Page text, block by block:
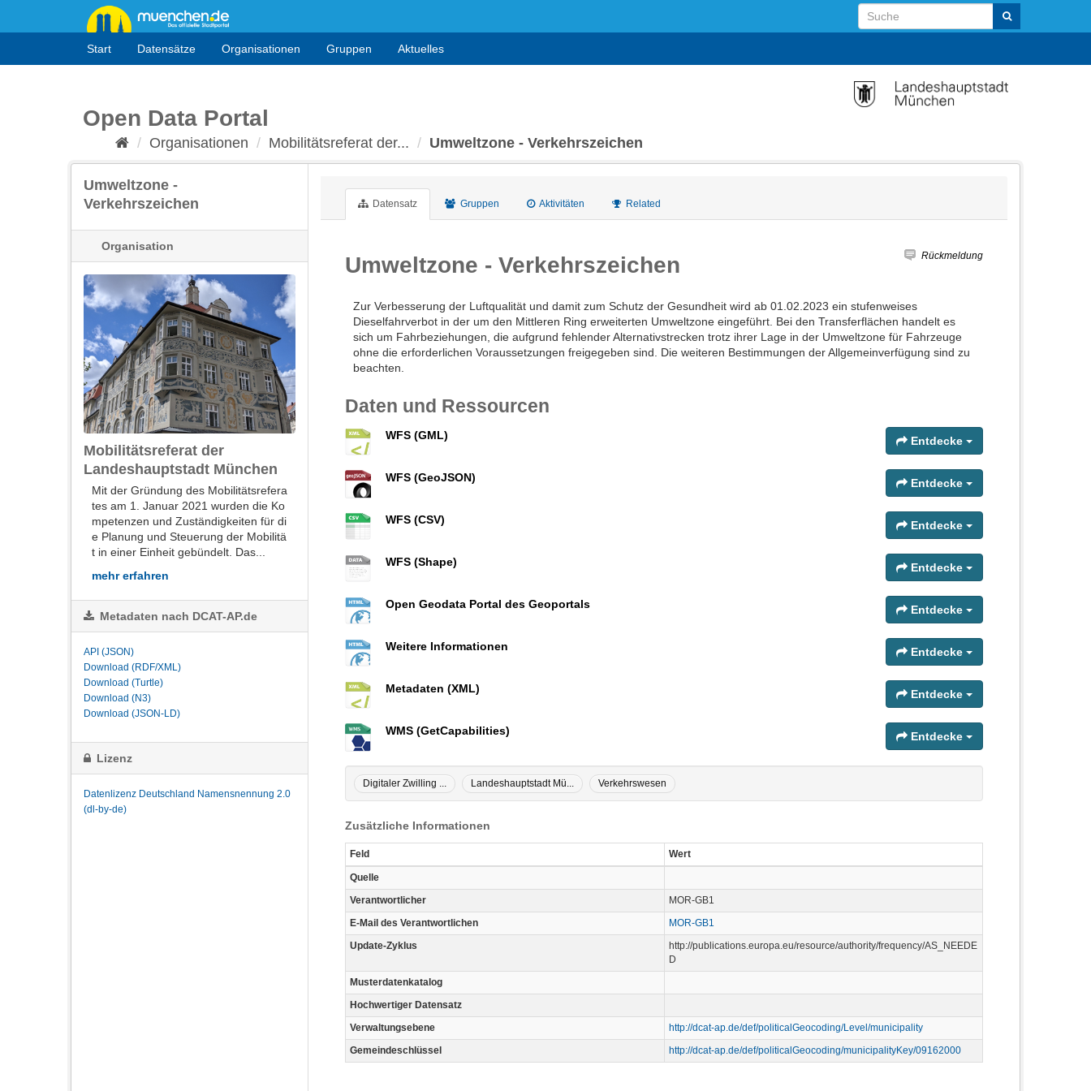
Start Datensätze Organisationen Gruppen Aktuelles
Open Data Portal
Organisationen Mobilitätsreferat der... Umweltzone - Verkehrszeichen
Umweltzone -
Verkehrszeichen
Organisation
Mobilitätsreferat der
Landeshauptstadt München
Mit der Gründung des Mobilitätsrefera
tes am 1. Januar 2021 wurden die Ko
mpetenzen und Zuständigkeiten für di
e Planung und Steuerung der Mobilitä
t in einer Einheit gebündelt. Das...
mehr erfahren
Metadaten nach DCAT-AP.de
API (JSON)
Download (RDF/XML)
Download (Turtle)
Download (N3)
Download (JSON-LD)
Lizenz
Datenlizenz Deutschland Namensnennung 2.0
(dl-by-de)
Datensatz Gruppen Aktivitäten Related
Rückmeldung
Umweltzone - Verkehrszeichen
Zur Verbesserung der Luftqualität und damit zum Schutz der Gesundheit wird ab 01.02.2023 ein stufenweises
Dieselfahrverbot in der um den Mittleren Ring erweiterten Umweltzone eingeführt. Bei den Transferflächen handelt es
sich um Fahrbeziehungen, die aufgrund fehlender Alternativstrecken trotz ihrer Lage in der Umweltzone für Fahrzeuge
ohne die erforderlichen Voraussetzungen freigegeben sind. Die weiteren Bestimmungen der Allgemeinverfügung sind zu
beachten.
Daten und Ressourcen
WFS (GML) Entdecke
WFS (GeoJSON) Entdecke
WFS (CSV) Entdecke
WFS (Shape) Entdecke
Open Geodata Portal des Geoportals Entdecke
Weitere Informationen Entdecke
Metadaten (XML) Entdecke
WMS (GetCapabilities) Entdecke
Digitaler Zwilling ... Landeshauptstadt Mü... Verkehrswesen
Zusätzliche Informationen
Feld Wert
Quelle
Verantwortlicher
MOR-GB1
E-Mail des Verantwortlichen
MOR-GB1
Update-Zyklus
http://publications.europa.eu/resource/authority/frequency/AS_NEEDE
D
Musterdatenkatalog
Hochwertiger Datensatz
Verwaltungsebene
http://dcat-ap.de/def/politicalGeocoding/Level/municipality
Gemeindeschlüssel
http://dcat-ap.de/def/politicalGeocoding/municipalityKey/09162000